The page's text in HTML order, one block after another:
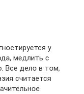
у
медлить с
Все дело в том,
считается